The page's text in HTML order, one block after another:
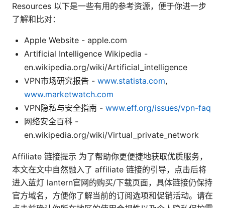
Resources 以下是一些有用的参考资源，便于你进一步
了解和比对：
Apple Website - apple.com
Artificial Intelligence Wikipedia -
en.wikipedia.org/wiki/Artificial_intelligence
VPN市场研究报告 - www.statista.com,
www.marketwatch.com
VPN隐私与安全指南 - www.eff.org/issues/vpn-faq
网络安全百科 -
en.wikipedia.org/wiki/Virtual_private_network
Affiliate 链接提示 为了帮助你更便捷地获取优质服务，
本文在文中自然融入了 affiliate 链接的引导，点击后将
进入蓝灯 lantern官网的购买/下载页面，具体链接仍保持
官方域名，方便你了解当前的订阅选项和促销活动。请在